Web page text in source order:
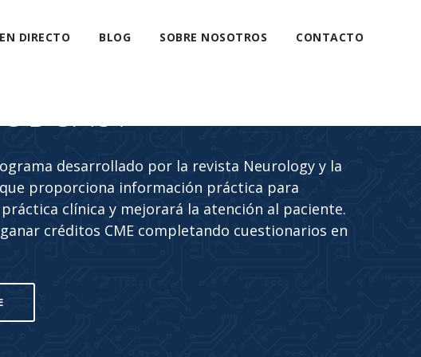
DIRECTO BLOG SOBRE NOSOTROS CONTACTO
desarrollado por la revista Neurology y la
proporciona información práctica para
clínica y mejorará la atención al paciente.
créditos CME completando cuestionarios en